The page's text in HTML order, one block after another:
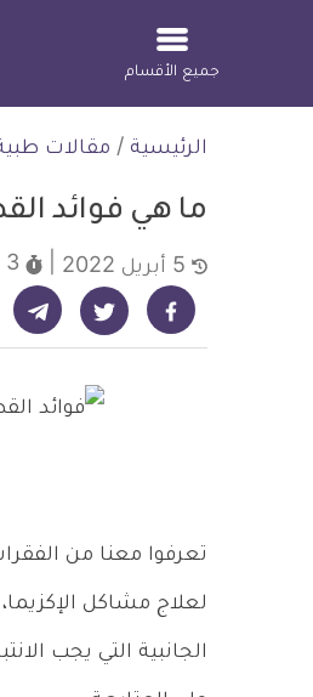
جميع الأقسام
الرئيسية / مقالات
ما هي فوائد
3 دقائق
شارك على فيسبوك - ديلي ميديكال انفو شارك على تويتر - ديلي ميديكال انفو شارك على تيليجرام - ديلي ميديكال انفو
تعرفوا معنا من
لعلاج مشاكل
الجانبية التي يجب